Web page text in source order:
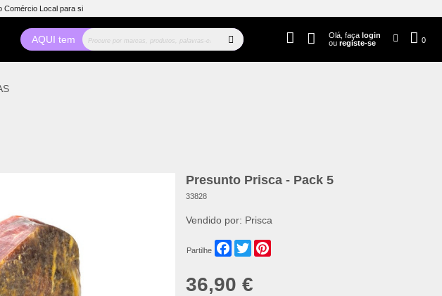
Comércio Local para si
AQUI tem Olá, faça login
ou registe-se 0
Presunto Prisca - Pack 5
33828
Vendido por: Prisca
Partilhe Facebook
Twitter
36,90 €